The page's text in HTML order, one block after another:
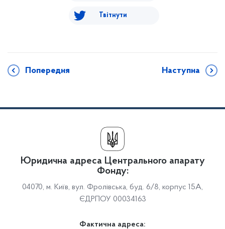
Твітнути
Попередня Наступна
Юридична адреса Центрального апарату
Фонду:
04070, м. Київ, вул. Фролівська, буд. 6/8, корпус 15А,
ЄДРПОУ 00034163
Фактична адреса: